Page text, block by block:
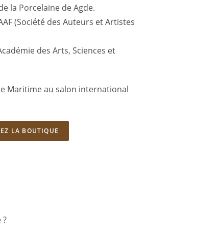
la Porcelaine de Agde.
(Société des Auteurs et Artistes
des Arts, Sciences et
Maritime au salon international
LA BOUTIQUE
?